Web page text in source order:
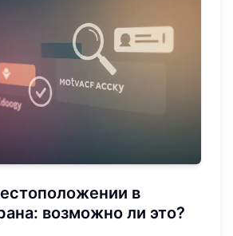
в
возможно ли это?